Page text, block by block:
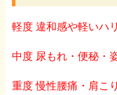
【膝・
膝
軽度 違和感や軽いハ
中度 尿もれ・便秘・
重度 慢性腰痛・肩こ